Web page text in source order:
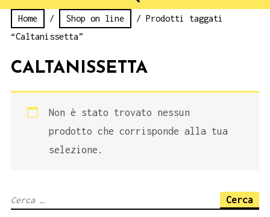
Home / Shop on line
/ Prodotti taggati
“Caltanissetta”
CALTANISSETTA
Non è stato trovato nessun
prodotto che corrisponde alla tua
selezione.
Ricerca